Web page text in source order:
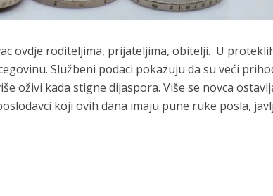
ovdje roditeljima, prijateljima, obitelji. U
Službeni podaci pokazuju da su veći
oživi kada stigne dijaspora. Više se novca
koji ovih dana imaju pune ruke posla,